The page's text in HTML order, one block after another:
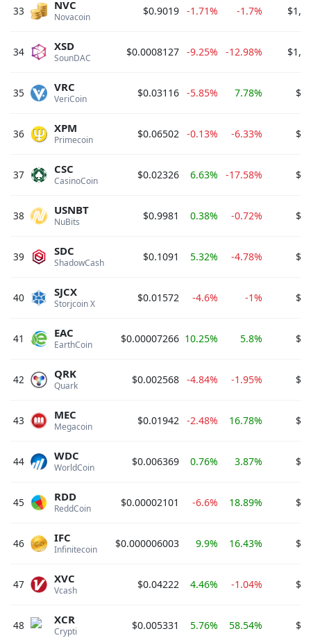
33 Novacoin
NVC $0.9019 -1.71% -1.7%
34 SounDAC
XSD $0.0008127 -9.25% -12.98%
35 VeriCoin
VRC $0.03116 -5.85% 7.78%
36 Primecoin
XPM $0.06502 -0.13% -6.33%
37 CasinoCoin
CSC $0.02326 6.63% -17.58%
38 NuBits
USNBT $0.9981 0.38% -0.72%
39 ShadowCash
SDC $0.1091 5.32% -4.78%
40 Storjcoin X
SJCX $0.01572 -4.6% -1%
41 EarthCoin
EAC $0.00007266 10.25% 5.8%
42 Quark
QRK $0.002568 -4.84% -1.95%
43 Megacoin
MEC $0.01942 -2.48% 16.78%
44 WorldCoin
WDC $0.006369 0.76% 3.87%
45 ReddCoin
RDD $0.00002101 -6.6% 18.89%
46 Infinitecoin
IFC $0.000006003 9.9% 16.43%
47 Vcash
XVC $0.04222 4.46% -1.04%
48 Crypti
XCR $0.005331 5.76% 58.54%